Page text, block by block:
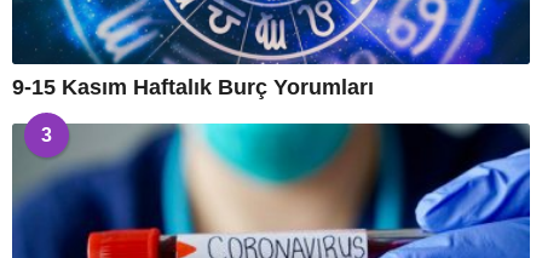
9-15 Kasım Haftalık Burç Yorumları
3